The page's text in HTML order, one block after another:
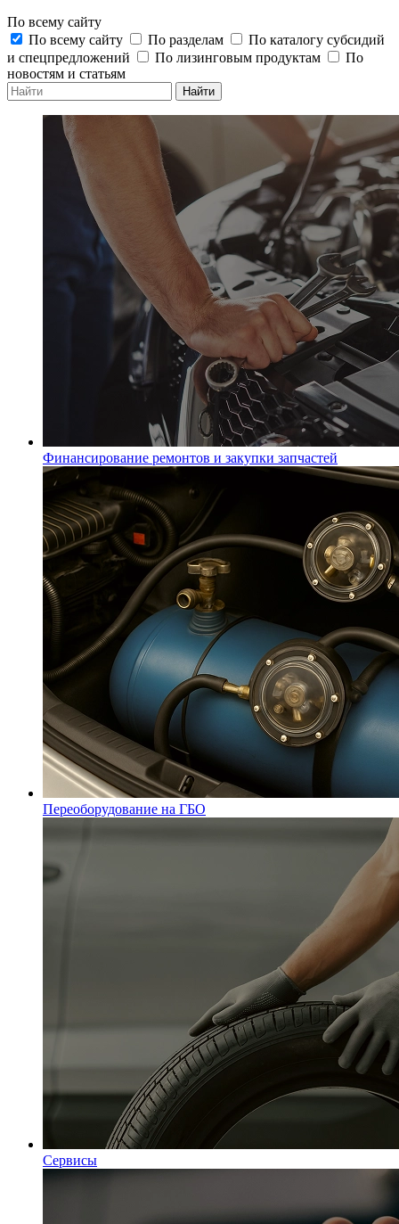
По всему сайту
По всему сайту
По разделам
По каталогу субсидий
и спецпредложений
По лизинговым продуктам
По
новостям и статьям
Найти
Финансирование ремонтов и закупки запчастей
Переоборудование на ГБО
Сервисы